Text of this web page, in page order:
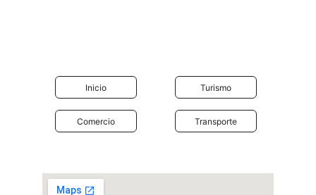
Inicio Turismo
Comercio Transporte